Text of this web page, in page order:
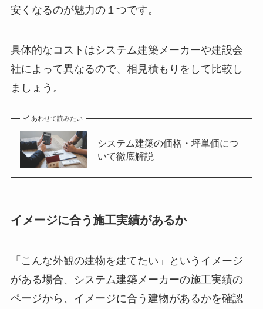
安くなるのが魅力の１つです。
具体的なコストはシステム建築メーカーや建設会
社によって異なるので、相見積もりをして比較し
ましょう。
あわせて読みたい
システム建築の価格・坪単価につ
いて徹底解説
イメージに合う施工実績があるか
「こんな外観の建物を建てたい」というイメージ
がある場合、システム建築メーカーの施工実績の
ページから、イメージに合う建物があるかを確認